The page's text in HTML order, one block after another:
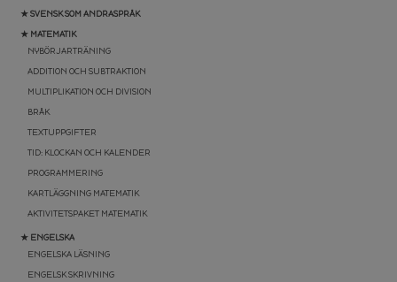
★ SVENSK SOM ANDRASPRÅK
★ MATEMATIK
NYBÖRJARTRÄNING
ADDITION OCH SUBTRAKTION
MULTIPLIKATION OCH DIVISION
BRÅK
TEXTUPPGIFTER
TID: KLOCKAN OCH KALENDER
PROGRAMMERING
KARTLÄGGNING MATEMATIK
AKTIVITETSPAKET MATEMATIK
★ ENGELSKA
ENGELSKA LÄSNING
ENGELSK SKRIVNING